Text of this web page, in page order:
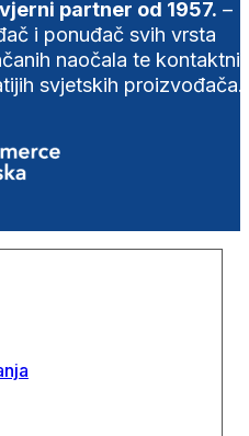
partner od 1957. –
i ponuđač svih vrsta
naočala te
svjetskih proizvođača.